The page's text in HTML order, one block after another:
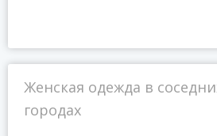
Женская одежда в
городах